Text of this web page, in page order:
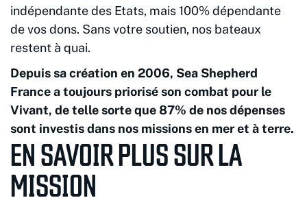
indépendante des Etats, mais 100% dépendante
de vos dons. Sans votre soutien, nos bateaux
restent à quai.
Depuis sa création en 2006, Sea Shepherd
France a toujours priorisé son combat pour le
Vivant, de telle sorte que 87% de nos dépenses
sont investis dans nos missions en mer et à terre.
EN SAVOIR PLUS SUR LA
MISSION